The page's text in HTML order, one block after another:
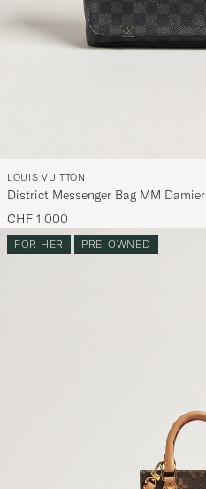
LOUIS VUITTON
District Messenger Bag MM
CHF 1 000
FOR HER PRE-OWNED